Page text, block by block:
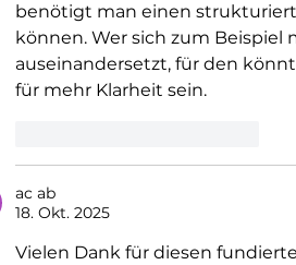
benötigt man einen
können. Wer sich zum
auseinandersetzt, für den
für mehr Klarheit sein.
ac ab
18. Okt. 2025
Vielen Dank für diesen